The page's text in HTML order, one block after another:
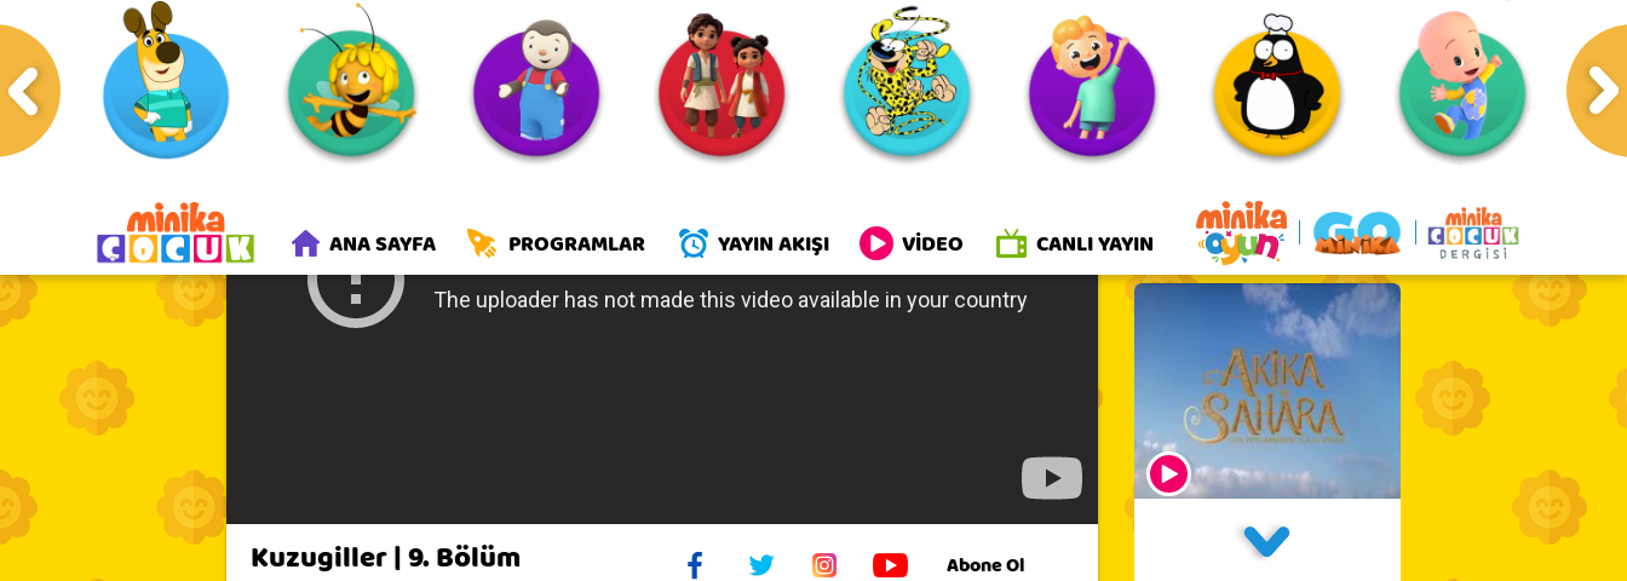
ANA SAYFA PROGRAMLAR YAYIN AKIŞI VİDEO CANLI YAYIN
Programlar
Kuzugiller | 9. Bölüm Abone Ol